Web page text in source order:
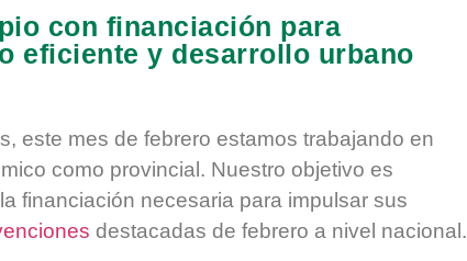
con financiación para
eficiente y desarrollo urbano
este mes de febrero estamos trabajando en
como provincial. Nuestro objetivo es
financiación necesaria para impulsar sus
destacadas de febrero a nivel nacional.